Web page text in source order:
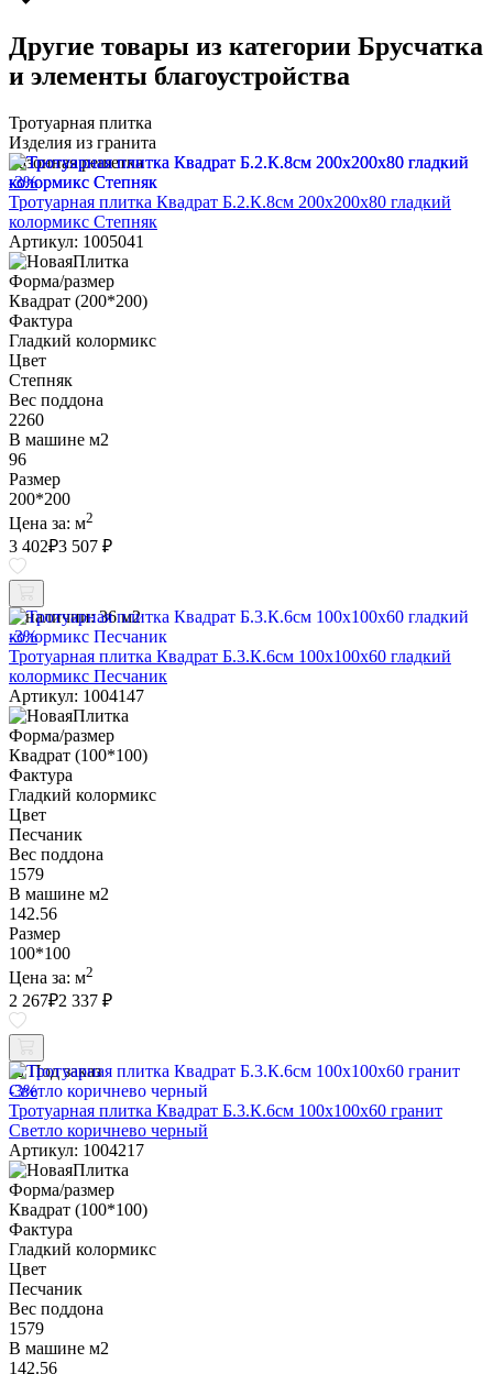
Другие товары из категории Брусчатка
и элементы благоустройства
Тротуарная плитка
Изделия из гранита
Газонная решетка
-3%
Тротуарная плитка Квадрат Б.2.К.8см 200х200х80 гладкий
колормикс Степняк
Артикул: 1005041
Форма/размер
Квадрат (200*200)
Фактура
Гладкий колормикс
Цвет
Степняк
Вес поддона
2260
В машине м2
96
Размер
200*200
Цена за: м2
3 402₽3 507 ₽
В наличии: 36 м2
-3%
Тротуарная плитка Квадрат Б.3.К.6см 100х100х60 гладкий
колормикс Песчаник
Артикул: 1004147
Форма/размер
Квадрат (100*100)
Фактура
Гладкий колормикс
Цвет
Песчаник
Вес поддона
1579
В машине м2
142.56
Размер
100*100
Цена за: м2
2 267₽2 337 ₽
Под заказ
-3%
Тротуарная плитка Квадрат Б.3.К.6см 100х100х60 гранит
Светло коричнево черный
Артикул: 1004217
Форма/размер
Квадрат (100*100)
Фактура
Гладкий колормикс
Цвет
Песчаник
Вес поддона
1579
В машине м2
142.56